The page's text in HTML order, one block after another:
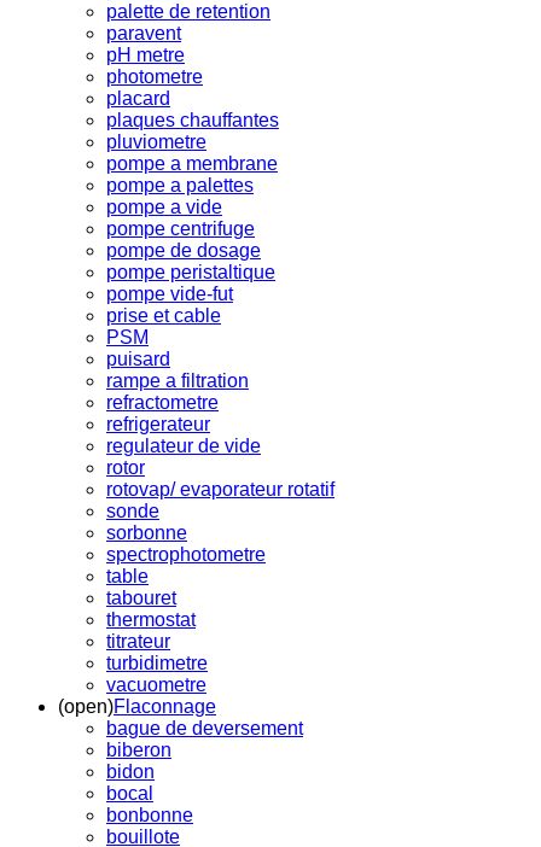
palette de retention
paravent
pH metre
photometre
placard
plaques chauffantes
pluviometre
pompe a membrane
pompe a palettes
pompe a vide
pompe centrifuge
pompe de dosage
pompe peristaltique
pompe vide-fut
prise et cable
PSM
puisard
rampe a filtration
refractometre
refrigerateur
regulateur de vide
rotor
rotovap/ evaporateur rotatif
sonde
sorbonne
spectrophotometre
table
tabouret
thermostat
titrateur
turbidimetre
vacuometre
(open)Flaconnage
bague de deversement
biberon
bidon
bocal
bonbonne
bouillote